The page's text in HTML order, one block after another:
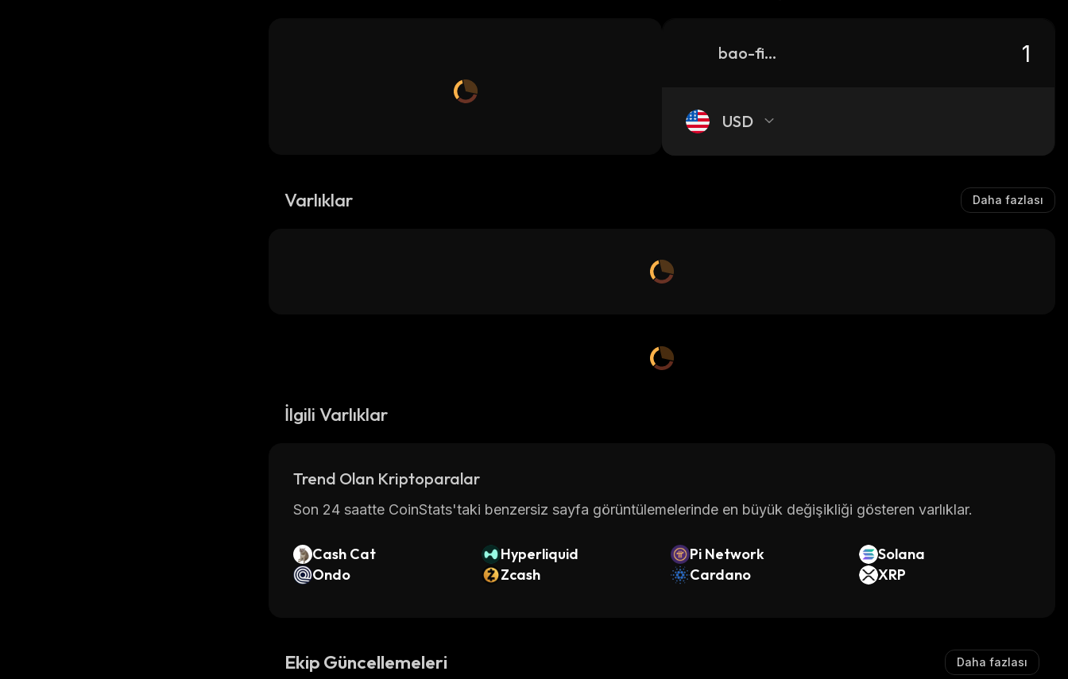
bao-finance-v2
USD
Varlıklar Daha fazlası
İlgili Varlıklar
Trend Olan Kriptoparalar
Son 24 saatte CoinStats'taki benzersiz sayfa görüntülemelerinde en büyük değişikliği gösteren varlıklar.
Cash Cat Hyperliquid Pi Network
Solana
Ondo
Zcash Cardano XRP
Ekip Güncellemeleri Daha fazlası